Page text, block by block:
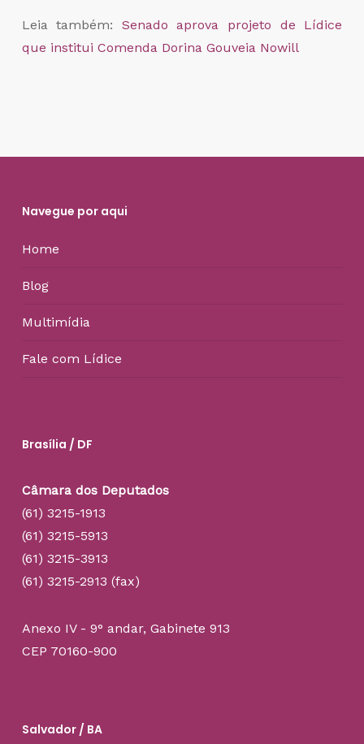
Leia também: Senado aprova projeto de Lídice
que institui Comenda Dorina Gouveia Nowill
Navegue por aqui
Home
Blog
Multimídia
Fale com Lídice
Brasília / DF
Câmara dos Deputados
(61) 3215-1913
(61) 3215-5913
(61) 3215-3913
(61) 3215-2913 (fax)
Anexo IV - 9° andar, Gabinete 913
CEP 70160-900
Salvador / BA